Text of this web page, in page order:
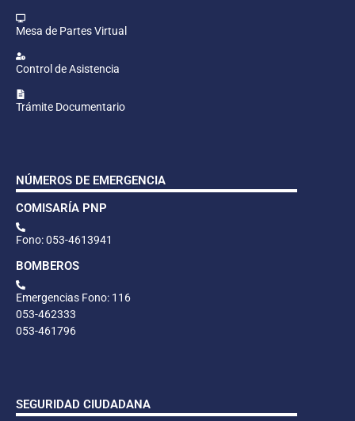
Mesa de Partes Virtual
Control de Asistencia
Trámite Documentario
NÚMEROS DE EMERGENCIA
COMISARÍA PNP
Fono: 053-4613941
BOMBEROS
Emergencias Fono: 116
053-462333
053-461796
SEGURIDAD CIUDADANA